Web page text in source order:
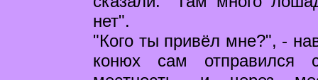
нет".
"Кого ты привёл мне?", -
конюх сам отправился